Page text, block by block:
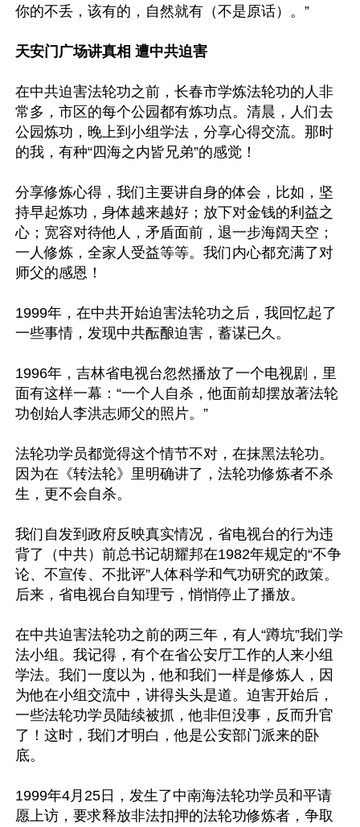
你的不丢，该有的，自然就有（不是原话）。”
天安门广场讲真相 遭中共迫害
在中共迫害法轮功之前，长春市学炼法轮功的人非
常多，市区的每个公园都有炼功点。清晨，人们去
公园炼功，晚上到小组学法，分享心得交流。那时
的我，有种“四海之内皆兄弟”的感觉！
分享修炼心得，我们主要讲自身的体会，比如，坚
持早起炼功，身体越来越好；放下对金钱的利益之
心；宽容对待他人，矛盾面前，退一步海阔天空；
一人修炼，全家人受益等等。我们内心都充满了对
师父的感恩！
1999年，在中共开始迫害法轮功之后，我回忆起了
一些事情，发现中共酝酿迫害，蓄谋已久。
1996年，吉林省电视台忽然播放了一个电视剧，里
面有这样一幕：“一个人自杀，他面前却摆放著法轮
功创始人李洪志师父的照片。”
法轮功学员都觉得这个情节不对，在抹黑法轮功。
因为在《转法轮》里明确讲了，法轮功修炼者不杀
生，更不会自杀。
我们自发到政府反映真实情况，省电视台的行为违
背了（中共）前总书记胡耀邦在1982年规定的“不争
论、不宣传、不批评”人体科学和气功研究的政策。
后来，省电视台自知理亏，悄悄停止了播放。
在中共迫害法轮功之前的两三年，有人“蹲坑”我们学
法小组。我记得，有个在省公安厅工作的人来小组
学法。我们一度以为，他和我们一样是修炼人，因
为他在小组交流中，讲得头头是道。迫害开始后，
一些法轮功学员陆续被抓，他非但没事，反而升官
了！这时，我们才明白，他是公安部门派来的卧
底。
1999年4月25日，发生了中南海法轮功学员和平请
愿上访，要求释放非法扣押的法轮功修炼者，争取